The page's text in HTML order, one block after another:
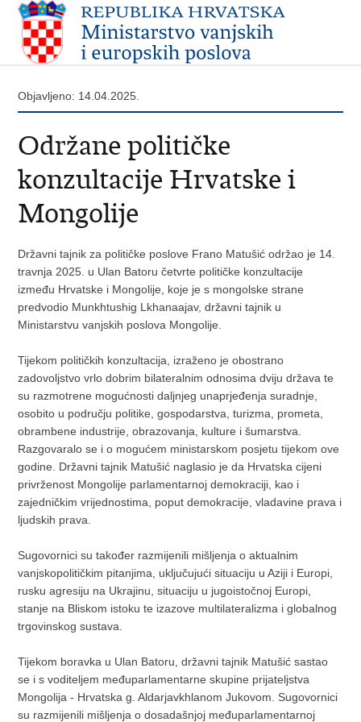
Objavljeno: 14.04.2025.
Održane političke
konzultacije Hrvatske i
Mongolije
Državni tajnik za političke poslove Frano Matušić održao je 14.
travnja 2025. u Ulan Batoru četvrte političke konzultacije
između Hrvatske i Mongolije, koje je s mongolske strane
predvodio Munkhtushig Lkhanaajav, državni tajnik u
Ministarstvu vanjskih poslova Mongolije.
Tijekom političkih konzultacija, izraženo je obostrano
zadovoljstvo vrlo dobrim bilateralnim odnosima dviju država te
su razmotrene mogućnosti daljnjeg unaprjeđenja suradnje,
osobito u području politike, gospodarstva, turizma, prometa,
obrambene industrije, obrazovanja, kulture i šumarstva.
Razgovaralo se i o mogućem ministarskom posjetu tijekom ove
godine. Državni tajnik Matušić naglasio je da Hrvatska cijeni
privrženost Mongolije parlamentarnoj demokraciji, kao i
zajedničkim vrijednostima, poput demokracije, vladavine prava i
ljudskih prava.
Sugovornici su također razmijenili mišljenja o aktualnim
vanjskopolitičkim pitanjima, uključujući situaciju u Aziji i Europi,
rusku agresiju na Ukrajinu, situaciju u jugoistočnoj Europi,
stanje na Bliskom istoku te izazove multilateralizma i globalnog
trgovinskog sustava.
Tijekom boravka u Ulan Batoru, državni tajnik Matušić sastao
se i s voditeljem međuparlamentarne skupine prijateljstva
Mongolija - Hrvatska g. Aldarjavkhlanom Jukovom. Sugovornici
su razmijenili mišljenja o dosadašnjoj međuparlamentarnoj